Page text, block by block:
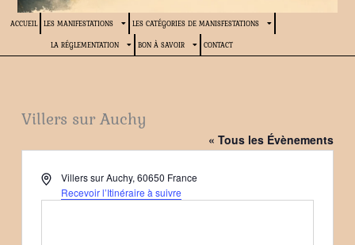
ACCUEIL LES MANIFESTATIONS LES CATÉGORIES DE MANISFESTATIONS
LA RÉGLEMENTATION BON À SAVOIR CONTACT
Villers sur Auchy
« Tous les Évènements
AdresseVillers sur Auchy, 60650 France
Recevoir l’Itinéraire à suivre